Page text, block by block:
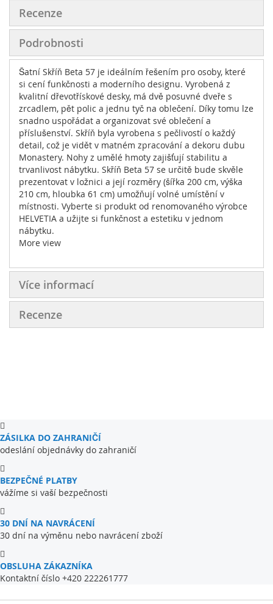
Recenze
Podrobnosti
Šatní Skříň Beta 57 je ideálním řešením pro osoby, které
si cení funkčnosti a moderního designu. Vyrobená z
kvalitní dřevotřískové desky, má dvě posuvné dveře s
zrcadlem, pět polic a jednu tyč na oblečení. Díky tomu lze
snadno uspořádat a organizovat své oblečení a
příslušenství. Skříň byla vyrobena s pečlivostí o každý
detail, což je vidět v matném zpracování a dekoru dubu
Monastery. Nohy z umělé hmoty zajišťují stabilitu a
trvanlivost nábytku. Skříň Beta 57 se určitě bude skvěle
prezentovat v ložnici a její rozměry (šířka 200 cm, výška
210 cm, hloubka 61 cm) umožňují volné umístění v
místnosti. Vyberte si produkt od renomovaného výrobce
HELVETIA a užijte si funkčnost a estetiku v jednom
nábytku.
More view
Více informací
Recenze
ZÁSILKA DO ZAHRANIČÍ
odeslání objednávky do zahraničí
BEZPEČNÉ PLATBY
vážíme si vaší bezpečnosti
30 DNÍ NA NAVRÁCENÍ
30 dní na výměnu nebo navrácení zboží
OBSLUHA ZÁKAZNÍKA
Kontaktní číslo +420 222261777